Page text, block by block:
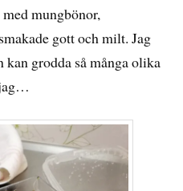
mungbönor,
gott och milt. Jag
kan grodda så många olika